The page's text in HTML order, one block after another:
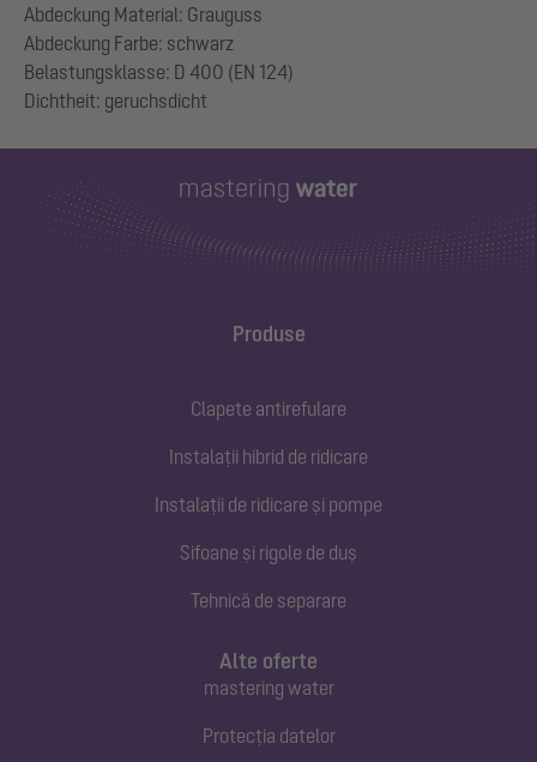
Abdeckung Material: Grauguss
Abdeckung Farbe: schwarz
Belastungsklasse: D 400 (EN 124)
Produse
Clapete antirefulare
Instalații hibrid de ridicare
Instalații de ridicare și pompe
Sifoane și rigole de duș
Tehnică de separare
Alte oferte
mastering water
Protecția datelor